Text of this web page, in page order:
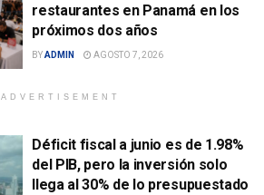
restaurantes en Panamá en los
próximos dos años
BYADMIN AGOSTO 7, 2026
ADVERTISEMENT
Déficit fiscal a junio es de 1.98%
del PIB, pero la inversión solo
llega al 30% de lo presupuestado